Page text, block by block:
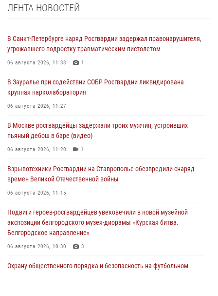
ЛЕНТА НОВОСТЕЙ
В Санкт-Петербурге наряд Росгвардии задержал правонарушителя,
угрожавшего подростку травматическим пистолетом
06 августа 2026, 11:33 1
В Зауралье при содействии СОБР Росгвардии ликвидирована
крупная нарколаборатория
06 августа 2026, 11:27
В Москве росгвардейцы задержали троих мужчин, устроивших
пьяный дебош в баре (видео)
06 августа 2026, 11:20 1
Взрывотехники Росгвардии на Ставрополье обезвредили снаряд
времен Великой Отечественной войны
06 августа 2026, 11:15
Подвиги героев‑росгвардейцев увековечили в новой музейной
экспозиции белгородского музея‑диорамы «Курская битва.
Белгородское направление»
06 августа 2026, 10:30 3
Охрану общественного порядка и безопасность на футбольном